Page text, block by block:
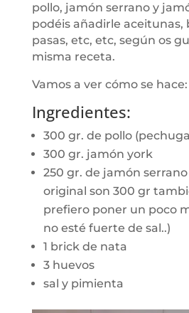
pollo, jamón serrano y
podéis añadirle aceitunas,
pasas, etc, etc, según os
misma receta.
Vamos a ver cómo se hace:
Ingredientes:
300 gr. de pollo
300 gr. jamón york
250 gr. de jamón
original son 300 gr
prefiero poner un poco
no esté fuerte de sal..)
1 brick de nata
3 huevos
sal y pimienta